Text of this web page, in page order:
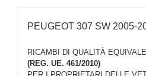
PEUGEOT 307 SW 2005-
RICAMBI DI QUALITÀ
(REG. UE. 461/2010)